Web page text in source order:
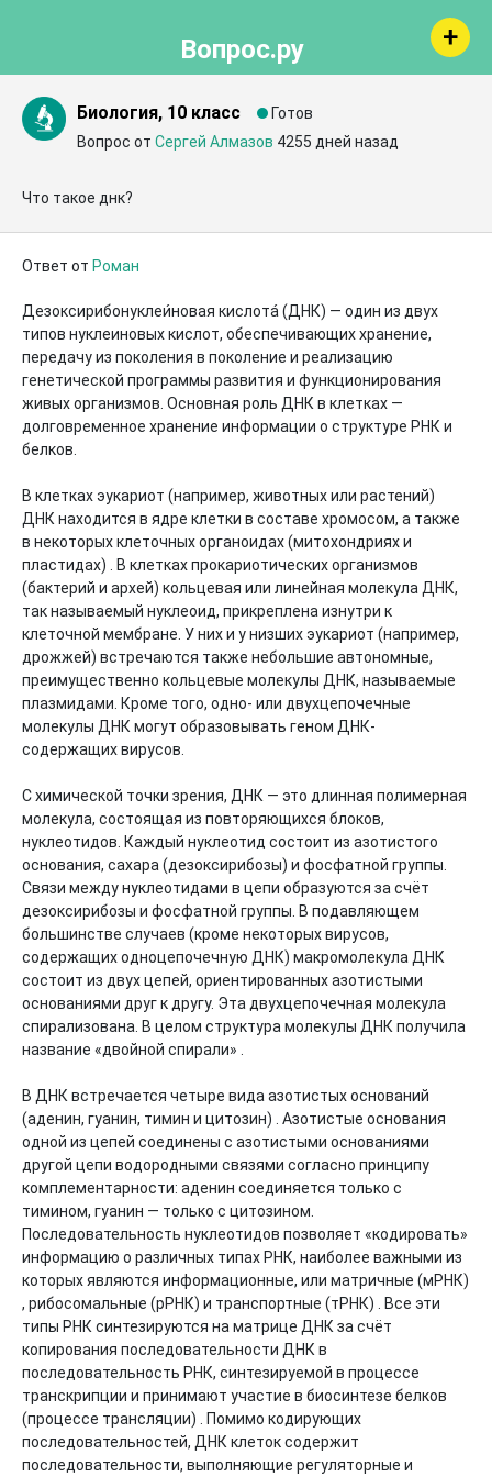
Вопрос.ру
Биология, 10 класс
Готов
Вопрос от Сергей Алмазов 4255 дней назад
Что такое днк?
Ответ от Роман
Дезоксирибонуклеи́новая кислота́ (ДНК) — один из двух
типов нуклеиновых кислот, обеспечивающих хранение,
передачу из поколения в поколение и реализацию
генетической программы развития и функционирования
живых организмов. Основная роль ДНК в клетках —
долговременное хранение информации о структуре РНК и
белков.
В клетках эукариот (например, животных или растений)
ДНК находится в ядре клетки в составе хромосом, а также
в некоторых клеточных органоидах (митохондриях и
пластидах) . В клетках прокариотических организмов
(бактерий и архей) кольцевая или линейная молекула ДНК,
так называемый нуклеоид, прикреплена изнутри к
клеточной мембране. У них и у низших эукариот (например,
дрожжей) встречаются также небольшие автономные,
преимущественно кольцевые молекулы ДНК, называемые
плазмидами. Кроме того, одно- или двухцепочечные
молекулы ДНК могут образовывать геном ДНК-
содержащих вирусов.
С химической точки зрения, ДНК — это длинная полимерная
молекула, состоящая из повторяющихся блоков,
нуклеотидов. Каждый нуклеотид состоит из азотистого
основания, сахара (дезоксирибозы) и фосфатной группы.
Связи между нуклеотидами в цепи образуются за счёт
дезоксирибозы и фосфатной группы. В подавляющем
большинстве случаев (кроме некоторых вирусов,
содержащих одноцепочечную ДНК) макромолекула ДНК
состоит из двух цепей, ориентированных азотистыми
основаниями друг к другу. Эта двухцепочечная молекула
спирализована. В целом структура молекулы ДНК получила
название «двойной спирали» .
В ДНК встречается четыре вида азотистых оснований
(аденин, гуанин, тимин и цитозин) . Азотистые основания
одной из цепей соединены с азотистыми основаниями
другой цепи водородными связями согласно принципу
комплементарности: аденин соединяется только с
тимином, гуанин — только с цитозином.
Последовательность нуклеотидов позволяет «кодировать»
информацию о различных типах РНК, наиболее важными из
которых являются информационные, или матричные (мРНК)
, рибосомальные (рРНК) и транспортные (тРНК) . Все эти
типы РНК синтезируются на матрице ДНК за счёт
копирования последовательности ДНК в
последовательность РНК, синтезируемой в процессе
транскрипции и принимают участие в биосинтезе белков
(процессе трансляции) . Помимо кодирующих
последовательностей, ДНК клеток содержит
последовательности, выполняющие регуляторные и